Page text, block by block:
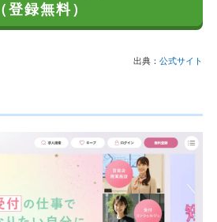
（登録無料）
出典： 公式サイト